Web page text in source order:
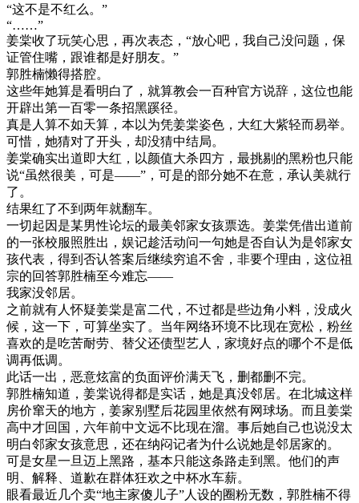
“这不是不红么。”
“……”
姜棠收了玩笑心思，再次表态，“放心吧，我自己没问题，保
证管住嘴，跟谁都是好朋友。”
郭胜楠懒得搭腔。
这些年她算是看明白了，就算教会一百种官方说辞，这位也能
开辟出第一百零一条招黑蹊径。
真是人算不如天算，本以为凭姜棠姿色，大红大紫轻而易举。
可惜，她猜对了开头，却没猜中结局。
姜棠确实出道即大红，以颜值大杀四方，最挑剔的黑粉也只能
说“虽然很美，可是——”，可是的部分她不在意，承认美就行
了。
结果红了不到两年就翻车。
一切起因是某男性论坛的最美邻家女孩票选。姜棠凭借出道前
的一张校服照胜出，娱记趁活动问一句她是否自认为是邻家女
孩代表，得到否认答案后继续穷追不舍，非要个理由，这位祖
宗的回答郭胜楠至今难忘——
我家没邻居。
之前就有人怀疑姜棠是富二代，不过都是些边角小料，没成火
候，这一下，可算坐实了。当年网络环境不比现在宽松，粉丝
喜欢的是吃苦耐劳、替父还债型艺人，家境好点的哪个不是低
调再低调。
此话一出，恶意炫富的负面评价满天飞，删都删不完。
郭胜楠知道，姜棠说得都是实话，她是真没邻居。在北城这样
房价窜天的地方，姜家别墅后花园里依然有网球场。而且姜棠
高中才回国，六年前中文远不比现在溜。事后她自己也说没太
明白邻家女孩意思，还在纳闷记者为什么说她是邻居家的。
可是女星一旦迈上黑路，基本只能这条路走到黑。他们的声
明、解释、道歉在群体狂欢之中杯水车薪。
眼看最近几个卖“地主家傻儿子”人设的圈粉无数，郭胜楠不得